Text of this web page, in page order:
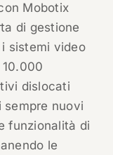
Mobotix
di gestione
sistemi video
dislocati
sempre nuovi
funzionalità di
le